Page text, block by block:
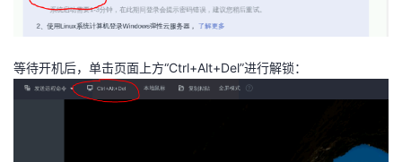
等待开机后，单击页面上方“Ctrl+Alt+Del”进行解锁：